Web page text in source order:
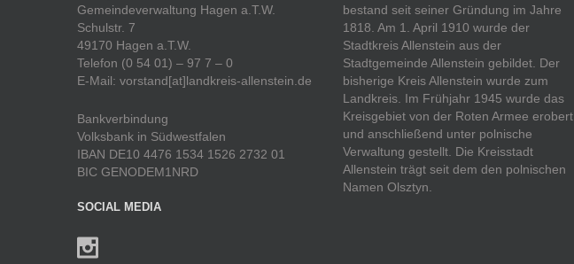
Gemeindeverwaltung Hagen a.T.W.
Schulstr. 7
49170 Hagen a.T.W.
Telefon (0 54 01) – 97 7 – 0
E-Mail: vorstand[at]landkreis-allenstein.de
Bankverbindung
Volksbank in Südwestfalen
IBAN DE10 4476 1534 1526 2732 01
BIC GENODEM1NRD
SOCIAL MEDIA
bestand seit seiner Gründung im Jahre
1818. Am 1. April 1910 wurde der
Stadtkreis Allenstein aus der
Stadtgemeinde Allenstein gebildet. Der
bisherige Kreis Allenstein wurde zum
Landkreis. Im Frühjahr 1945 wurde das
Kreisgebiet von der Roten Armee erobert
und anschließend unter polnische
Verwaltung gestellt. Die Kreisstadt
Allenstein trägt seit dem den polnischen
Namen Olsztyn.